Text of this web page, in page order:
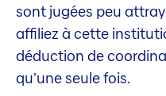
sont jugées peu
affiliez à cette
déduction de
qu’une seule fois.